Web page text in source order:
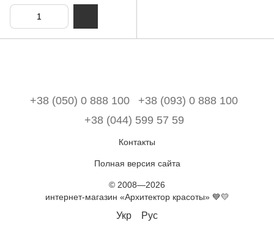
+38 (050) 0 888 100
+38 (093) 0 888 100
+38 (044) 599 57 59
Контакты
Полная версия сайта
© 2008—2026
интернет-магазин «Архитектор красоты» 💙💛
Укр Рус